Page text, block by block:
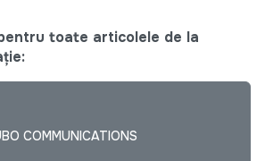
toate articolele de la
COMMUNICATIONS